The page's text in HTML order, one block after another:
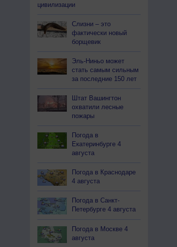
цивилизации
Слизни – это
фактически новый
борщевик
Эль-Ниньо может
стать самым сильным
за последние 150 лет
Штат Вашингтон
охватили лесные
пожары
Погода в
Екатеринбурге 4
августа
Погода в Краснодаре
4 августа
Погода в Санкт-
Петербурге 4 августа
Погода в Москве 4
августа